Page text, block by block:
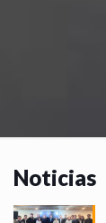
Noticias